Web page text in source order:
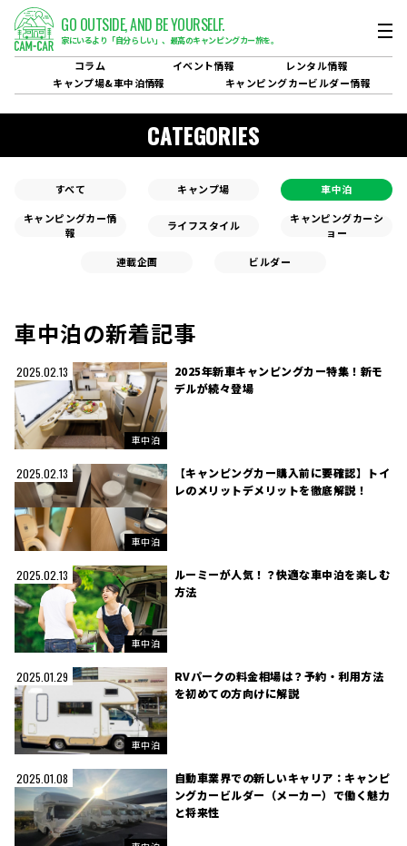
GO OUTSIDE,AND BE YOURSELF.
家にいるより「自分らしい」、 最高のキャンピングカー旅を。
コラム イベント情報 レンタル情報
キャンプ場&車中泊情報 キャンピングカービルダー情報
CATEGORIES
すべて キャンプ場
車中泊
キャンピングカー情
報
ライフスタイル
キャンピングカーシ
ョー
連載企画
ビルダー
車中泊の新着記事
2025.02.13
車中泊
2025年新車キャンピングカー特集！新モ
デルが続々登場
2025.02.13
車中泊
【キャンピングカー購入前に要確認】トイ
レのメリットデメリットを徹底解説！
2025.02.13
車中泊
ルーミーが人気！？快適な車中泊を楽しむ
方法
2025.01.29
車中泊
RVパークの料金相場は？予約・利用方法
を初めての方向けに解説
2025.01.08
自動車業界での新しいキャリア：キャンピ
ングカービルダー（メーカー）で働く魅力
と将来性